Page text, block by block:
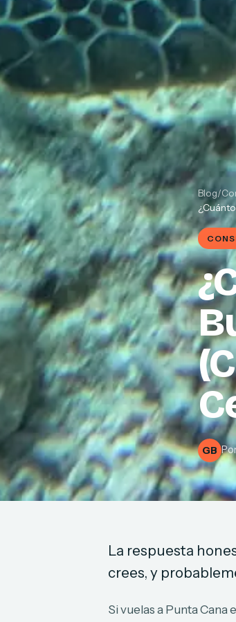
Blog/
GB
La respuesta
crees, y
Si vuelas a Punta